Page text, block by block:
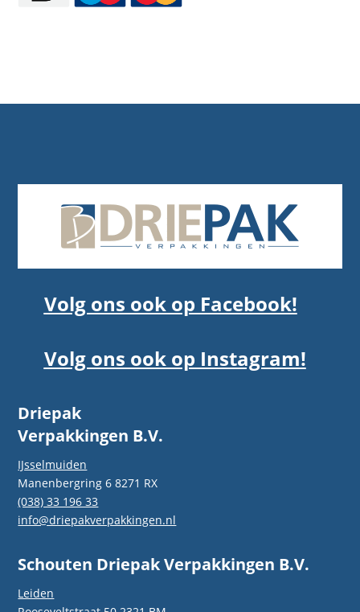
Volg ons ook op Facebook!
Volg ons ook op Instagram!
Driepak
Verpakkingen B.V.
IJsselmuiden
Manenbergring 6 8271 RX
(038) 33 196 33
info@driepakverpakkingen.nl
Schouten Driepak Verpakkingen B.V.
Leiden